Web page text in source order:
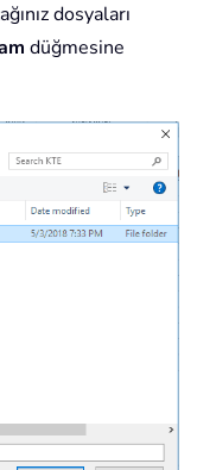
.Close
True
= True
=
True
dosyaları
düğmesine